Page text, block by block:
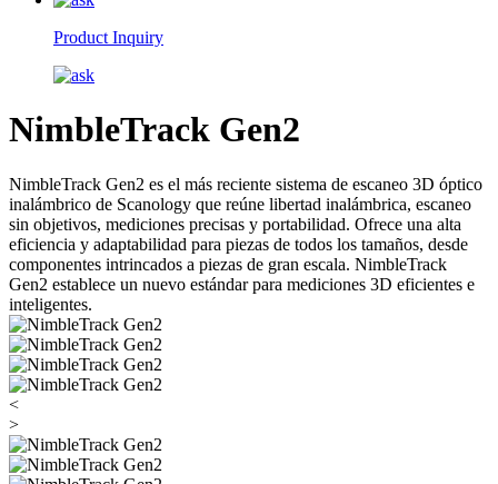
Product Inquiry
NimbleTrack Gen2
NimbleTrack Gen2 es el más reciente sistema de escaneo 3D óptico
inalámbrico de Scanology que reúne libertad inalámbrica, escaneo
sin objetivos, mediciones precisas y portabilidad. Ofrece una alta
eficiencia y adaptabilidad para piezas de todos los tamaños, desde
componentes intrincados a piezas de gran escala. NimbleTrack
Gen2 establece un nuevo estándar para mediciones 3D eficientes e
inteligentes.
<
>